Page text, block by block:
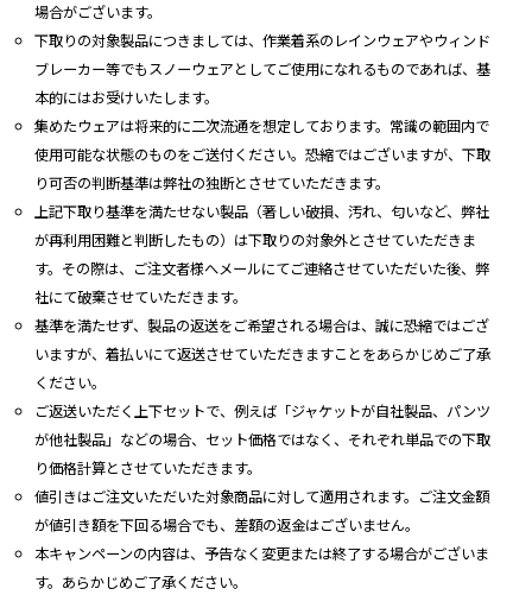
場合がございます。
下取りの対象製品につきましては、作業着系のレインウェアやウィンド
ブレーカー等でもスノーウェアとしてご使用になれるものであれば、基
本的にはお受けいたします。
集めたウェアは将来的に二次流通を想定しております。常識の範囲内で
使用可能な状態のものをご送付ください。恐縮ではございますが、下取
り可否の判断基準は弊社の独断とさせていただきます。
上記下取り基準を満たせない製品（著しい破損、汚れ、匂いなど、弊社
が再利用困難と判断したもの）は下取りの対象外とさせていただきま
す。その際は、ご注文者様へメールにてご連絡させていただいた後、弊
社にて破棄させていただきます。
基準を満たせず、製品の返送をご希望される場合は、誠に恐縮ではござ
いますが、着払いにて返送させていただきますことをあらかじめご了承
ください。
ご返送いただく上下セットで、例えば「ジャケットが自社製品、パンツ
が他社製品」などの場合、セット価格ではなく、それぞれ単品での下取
り価格計算とさせていただきます。
値引きはご注文いただいた対象商品に対して適用されます。ご注文金額
が値引き額を下回る場合でも、差額の返金はございません。
本キャンペーンの内容は、予告なく変更または終了する場合がございま
す。あらかじめご了承ください。